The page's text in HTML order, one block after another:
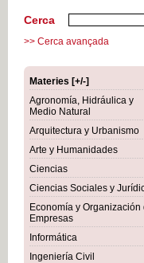
Cerca
>> Cerca avançada
Materies [+/-]
Agronomía, Hidráulica y
Medio Natural
Arquitectura y Urbanismo
Arte y Humanidades
Ciencias
Ciencias Sociales y
Economía y Organización
Empresas
Informática
Ingeniería Civil